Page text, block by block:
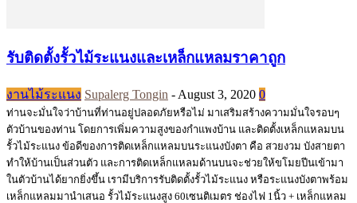
รับติดตั้งรั้วไม้ระแนงและเหล็กแหลมราคาถูก
งานไม้ระแนง Supalerg Tongin - August 3, 2020 0
ท่านจะมั่นใจว่าบ้านที่ท่านอยู่ปลอดภัยหรือไม่ มาเสริมสร้างความมั่นใจรอบๆ
ตัวบ้านของท่าน โดยการเพิ่มความสูงของกำแพงบ้าน และติดตั้งเหล็กแหลมบน
รั้วไม้ระแนง ข้อดีของการติดเหล็กแหลมบนระแนงบังตา คือ สวยงวม บังสายตา
ทำให้บ้านเป็นส่วนตัว และการติดเหล็กแหลมด้านบนจะช่วยให้ขโมยปีนเข้ามา
ในตัวบ้านได้ยากยิ่งขึ้น เรามีบริการรับติดตั้งรั้วไม้ระแนง หรือระแนงบังตาพร้อม
เหล็กแหลมมานำเสนอ รั้วไม้ระแนงสูง 60เซนติเมตร ช่องไฟ 1นิ้ว + เหล็กแหลม